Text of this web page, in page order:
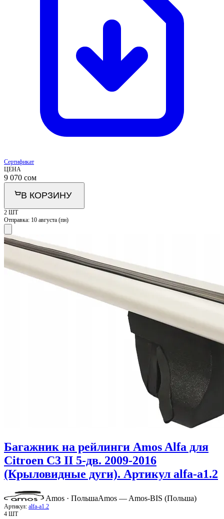
Сертификат
ЦЕНА
9 070 сом
В КОРЗИНУ
2 ШТ
Отправка: 10 августа (пн)
Багажник на рейлинги Amos Alfa для
Citroen C3 II 5-дв. 2009-2016
(Крыловидные дуги). Артикул alfa-a1.2
Amos · ПольшаAmos — Amos-BIS (Польша)
Артикул: alfa-a1.2
4 ШТ